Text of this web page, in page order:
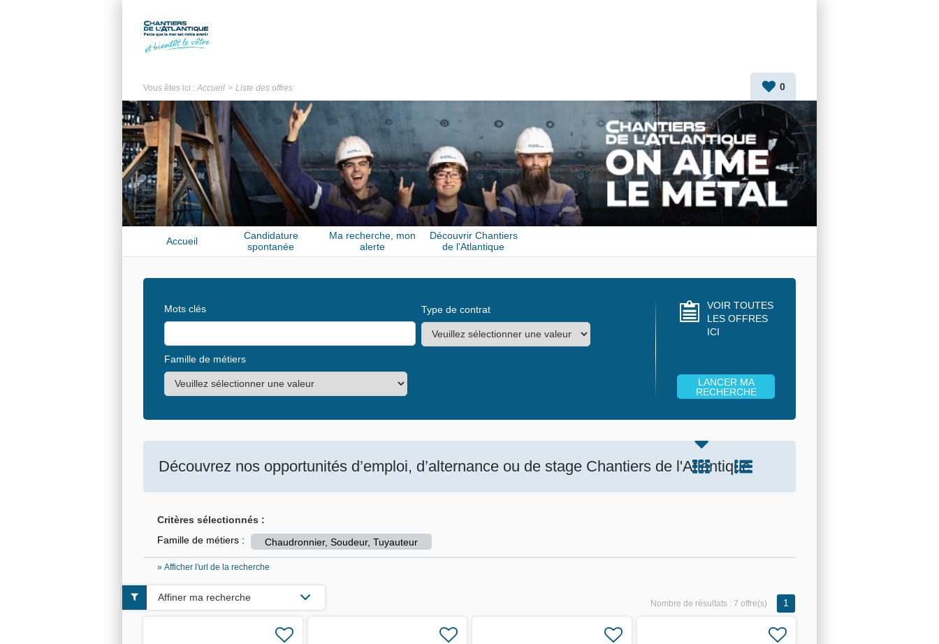
Vous êtes ici : Accueil Liste des offres 0
Accueil
Candidature
spontanée
Ma recherche, mon
alerte
Découvrir Chantiers
de l'Atlantique
Mots clés Type de contrat
Famille de métiers
VOIR TOUTES
LES OFFRES
ICI
Découvrez nos opportunités d’emploi, d’alternance ou de stage Chantiers de l'Atlantique
Critères sélectionnés :
Famille de métiers :
Chaudronnier, Soudeur, Tuyauteur
» Afficher l'url de la recherche
Nombre de résultats : 7 offre(s) 1
Affiner ma recherche